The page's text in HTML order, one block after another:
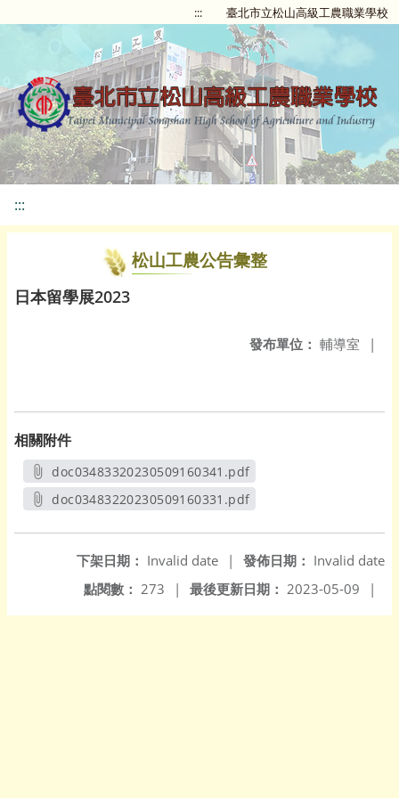
::: 臺北市立松山高級工農職業學校
:::
松山工農公告彙整
日本留學展2023
發布單位： 輔導室 |
相關附件
doc03483320230509160341.pdf
另開新視窗
doc03483220230509160331.pdf
發佈日期： Invalid date
下架日期： Invalid date
|
最後更新日期： 2023-05-09 |
點閱數： 273 |